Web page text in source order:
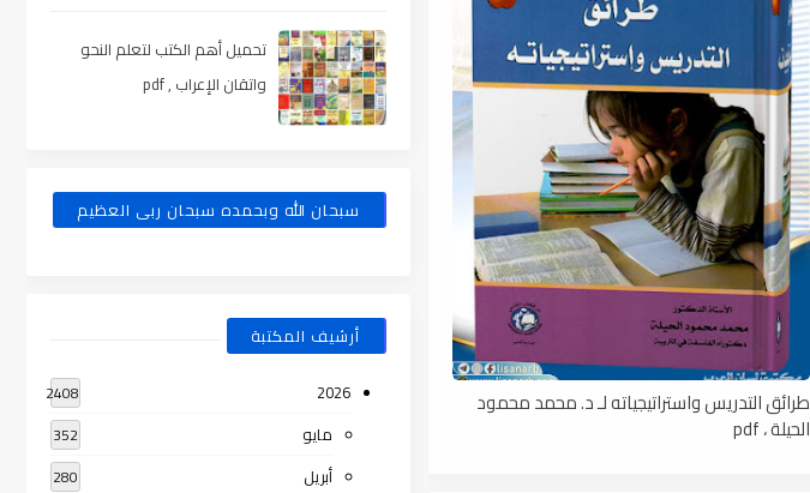
طرائق التدريس واستراتيجياته لـ د. محمد محمود
الحيلة ، pdf
تحميل أهم الكتب لتعلم النحو
واتقان الإعراب , pdf
سبحان الله وبحمده سبحان ربى العظيم
أرشيف المكتبة
2026
2408
مايو 352
أبريل 280